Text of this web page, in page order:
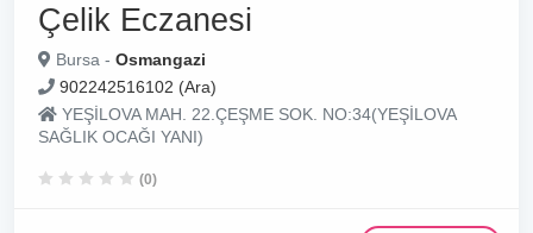
Çelik Eczanesi
Bursa - Osmangazi
902242516102 (Ara)
YEŞİLOVA MAH. 22.ÇEŞME SOK. NO:34(YEŞİLOVA
SAĞLIK OCAĞI YANI)
(0)